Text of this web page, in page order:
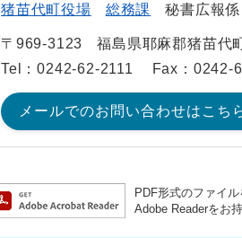
猪苗代町役場 総務課 秘書広報係
〒969-3123
福島県耶麻郡猪苗代
Tel：0242-62-2111
Fax：0242-
メールでのお問い合わせはこち
PDF形式のファイ
Adobe Readerをお